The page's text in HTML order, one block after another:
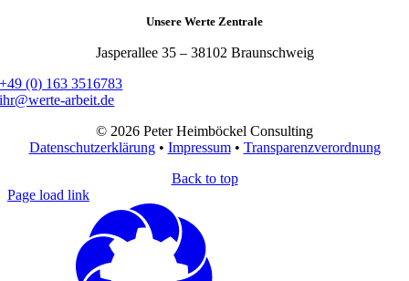
Unsere Werte Zentrale
Jasperallee 35 – 38102 Braunschweig
+49 (0) 163 3516783
ihr@werte-arbeit.de
© 2026 Peter Heimböckel Consulting
Datenschutzerklärung• Impressum• Transparenzverordnung
Back to top
Page load link